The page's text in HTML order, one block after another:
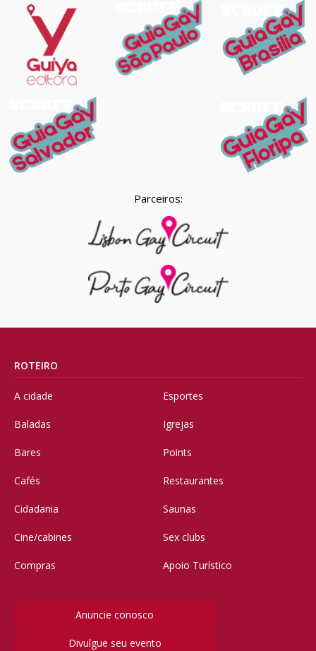
Parceiros:
ROTEIRO
A cidade
Baladas
Bares
Cafés
Cidadania
Cine/cabines
Compras
Esportes
Igrejas
Points
Restaurantes
Saunas
Sex clubs
Apoio Turístico
Anuncie conosco
Divulgue seu evento